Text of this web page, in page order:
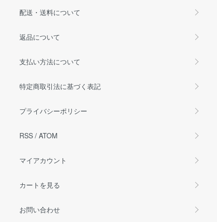
配送・送料について
返品について
支払い方法について
特定商取引法に基づく表記
プライバシーポリシー
RSS / ATOM
マイアカウント
カートを見る
お問い合わせ